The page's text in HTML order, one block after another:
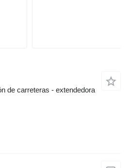
de carreteras - extendedora